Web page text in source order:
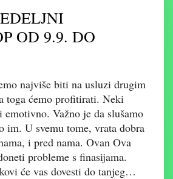
OD 9.9. DO
najviše biti na usluzi drugim
toga ćemo profitirati. Neki
Važno je da slušamo
im. U svemu tome, vrata dobra
i pred nama. Ovan Ova
probleme s finasijama.
će vas dovesti do tanjeg…